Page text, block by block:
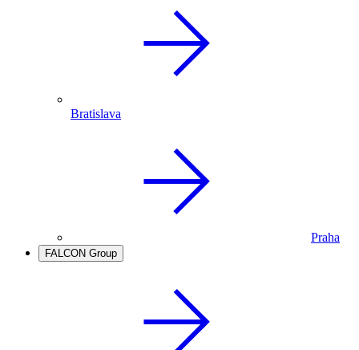
Bratislava
Praha
FALCON Group